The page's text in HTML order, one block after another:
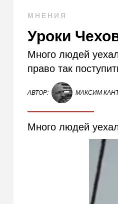
МНЕНИЯ
Уроки
Много людей
право так
АВТОР: МАКСИМ
Много людей